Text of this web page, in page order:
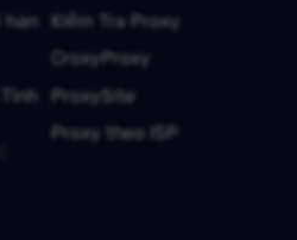
hạn
Kiểm Tra Proxy
CroxyProxy
ProxySite
Proxy theo ISP